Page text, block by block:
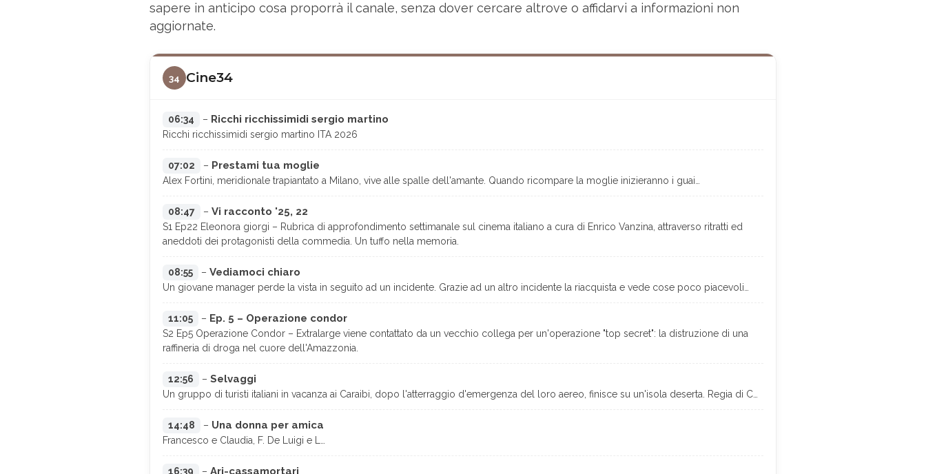
sapere in anticipo cosa proporrà il canale, senza dover cercare altrove o affidarvi a informazioni non
aggiornate.
34 Cine34
06:34 – Ricchi ricchissimidi sergio martino
Ricchi ricchissimidi sergio martino ITA 2026
07:02 – Prestami tua moglie
Alex Fortini, meridionale trapiantato a Milano, vive alle spalle dell'amante. Quando ricompare la moglie inizieranno i guai…
08:47 – Vi racconto '25, 22
S1 Ep22 Eleonora giorgi – Rubrica di approfondimento settimanale sul cinema italiano a cura di Enrico Vanzina, attraverso ritratti ed
aneddoti dei protagonisti della commedia. Un tuffo nella memoria.
08:55 – Vediamoci chiaro
Un giovane manager perde la vista in seguito ad un incidente. Grazie ad un altro incidente la riacquista e vede cose poco piacevoli…
11:05 – Ep. 5 – Operazione condor
S2 Ep5 Operazione Condor – Extralarge viene contattato da un vecchio collega per un'operazione "top secret": la distruzione di una
raffineria di droga nel cuore dell'Amazzonia.
12:56 – Selvaggi
Un gruppo di turisti italiani in vacanza ai Caraibi, dopo l'atterraggio d'emergenza del loro aereo, finisce su un'isola deserta. Regia di C…
14:48 – Una donna per amica
Francesco e Claudia, F. De Luigi e L…
16:39 – Ari-cassamortari